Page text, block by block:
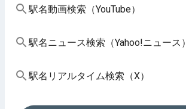
駅名動画検索（YouTube）
駅名ニュース検索（Yahoo!ニュース）
駅名リアルタイム検索（X）